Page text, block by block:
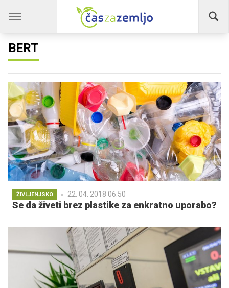
BERT
ŽIVLJENJSKO 22. 04. 2018 06.50
Se da živeti brez plastike za enkratno uporabo?